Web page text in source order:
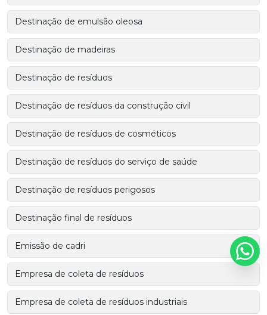
Destinação de emulsão oleosa
Destinação de madeiras
Destinação de resíduos
Destinação de resíduos da construção civil
Destinação de resíduos de cosméticos
Destinação de resíduos do serviço de saúde
Destinação de resíduos perigosos
Destinação final de resíduos
Emissão de cadri
Empresa de coleta de resíduos
Empresa de coleta de resíduos industriais